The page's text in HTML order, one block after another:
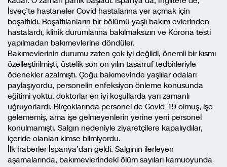
İsveç’te hastaneler Covid hastalarına yer açmak için
boşaltıldı. Boşaltılanların bir bölümü yaşlı bakım evlerinden
hastalardı, klinik durumlarına bakılmaksızın ve Korona testi
yapılmadan bakımevlerine döndüler.
Bakımevlerinin durumu zaten çok iyi değildi, önemli bir kısmı
özelleştirilmişti, üstelik son on yılın tasarruf tedbirleriyle
ödenekler azalmıştı. Çoğu bakımevinde yaşlılar odaları
paylaşıyordu, personelin enfeksiyon önleme konusunda
eğitimi yoktu, doktorlar en iyi koşullarda yarı zamanlı
uğruyorlardı. Birçoklarında personel de Covid-19 olmuş, işe
gelememiş, ama işe gelmeyenlerin yerine yeni personel
konulmamıştı. Salgın nedeniyle ziyaretçilere kapalıydılar,
içeride olanları kimse bilmiyordu.
İlk haberler İspanya’dan geldi. Salgının ilerleyen
aşamalarında, bakımevlerindeki ölüm sayıları kamuoyunda